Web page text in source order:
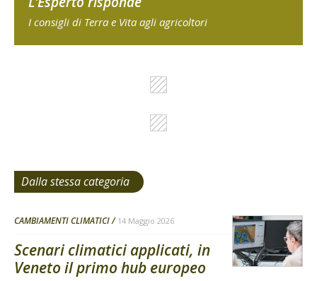
I consigli di Terra e Vita agli agricoltori
Dalla stessa categoria
CAMBIAMENTI CLIMATICI 14 Maggio 2026
Scenari climatici applicati, in
Veneto il primo hub europeo